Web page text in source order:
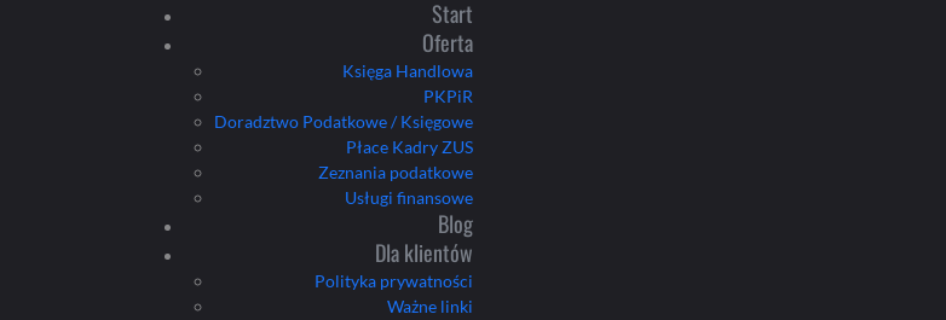
Start
Oferta
Księga Handlowa
PKPiR
Doradztwo Podatkowe / Księgowe
Płace Kadry ZUS
Zeznania podatkowe
Usługi finansowe
Blog
Dla klientów
Polityka prywatności
Ważne linki